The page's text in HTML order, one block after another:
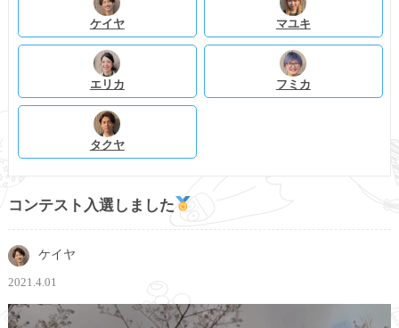
ケイヤ マユキ
エリカ フミカ
タクヤ
コンテスト入選しました
ケイヤ
2021.4.01